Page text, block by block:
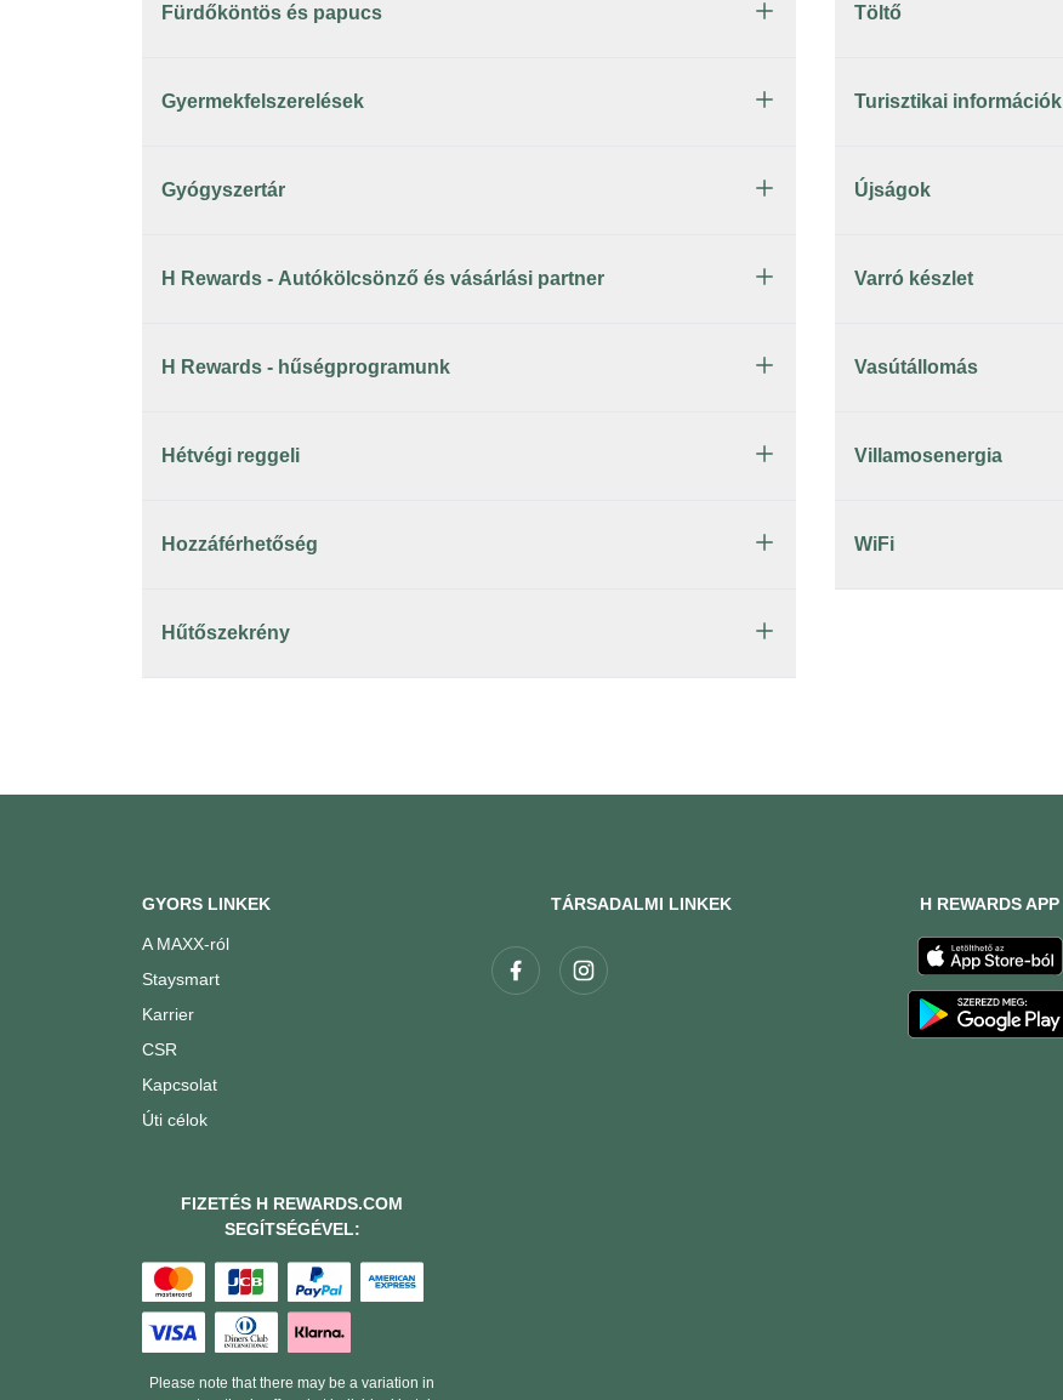
Fürdőköntös és papucs
Gyermekfelszerelések
Gyógyszertár
H Rewards - Autókölcsönző és vásárlási partner
H Rewards - hűségprogramunk
Hétvégi reggeli
Hozzáférhetőség
Hűtőszekrény
Töltő
Turisztikai információk
Újságok
Varró készlet
Vasútállomás
Villamosenergia
WiFi
GYORS LINKEK
A MAXX-ról
Staysmart
Karrier
CSR
Kapcsolat
Úti célok
TÁRSADALMI LINKEK H REWARDS APP
FIZETÉS H REWARDS.COM
SEGÍTSÉGÉVEL:
Please note that there may be a variation in